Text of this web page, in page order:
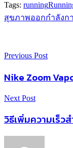
Tags: running
สุขภาพออกกำลังก
Previous Post
Nike Zoom
Next Post
วิธีเพิ่มความเร็ว